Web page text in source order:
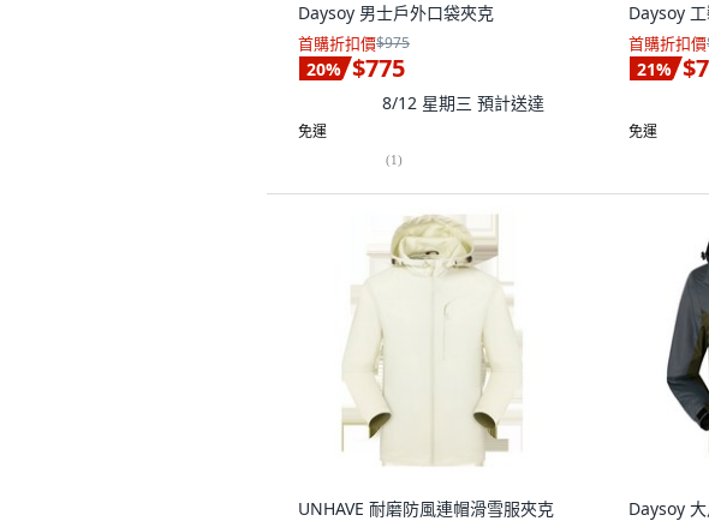
Daysoy 男士戶外口袋夾克
首購折扣價$975
20% $775
8/12 星期三 預計送達
免運
(1)
Daysoy
首購折扣價
21%
免運
UNHAVE 耐磨防風連帽滑雪服夾克 Daysoy